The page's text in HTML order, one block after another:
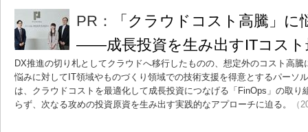
PR：
「クラウドコスト高騰」に
――成長投資を生み出すITコスト
DX推進の切り札としてクラウドへ移行したものの、想定外のコスト高
悩みに対してIT領域やものづくり領域での技術支援を得意とするパーソ
は、クラウドコストを最適化して成長投資につなげる「FinOps」の取り
らず、次なる攻めの投資原資を生み出す実践的なアプローチに迫る。
（